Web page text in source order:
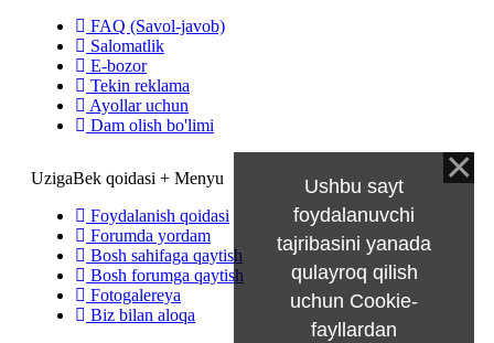
FAQ (Savol-javob)
Salomatlik
E-bozor
Tekin reklama
Ayollar uchun
Dam olish bo'limi
UzigaBek qoidasi + Menyu
Foydalanish qoidasi
Forumda yordam
Bosh sahifaga qaytish
Bosh forumga qaytish
Fotogalereya
Biz bilan aloqa
Ushbu sayt
foydalanuvchi
tajribasini yanada
qulayroq qilish
uchun Cookie-
fayllardan